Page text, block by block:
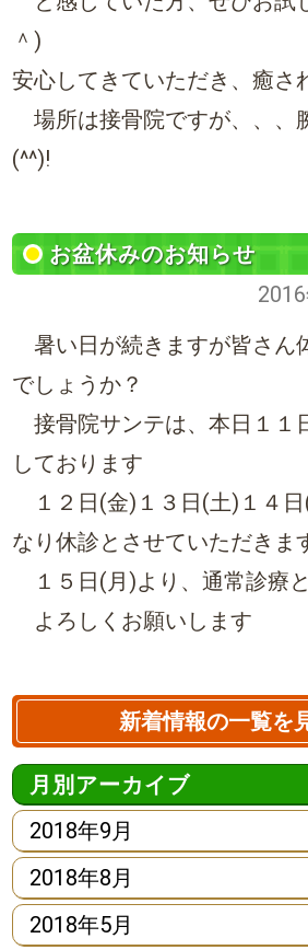
＾)
安心してきていただき、癒さ
場所は接骨院ですが、、、
(^^)!
お盆休みのお知らせ
暑い日が続きますが皆さん
でしょうか？
接骨院サンテは、本日１１
しております
１２日(金)１３日(土)１４
なり休診とさせていただきま
１５日(月)より、通常診療
よろしくお願いします
新着情報の一覧を
月別アーカイブ
2018年9月
2018年8月
2018年5月